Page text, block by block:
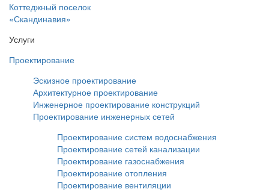
Коттеджный поселок
«Скандинавия»
Услуги
Проектирование
Эскизное проектирование
Архитектурное проектирование
Инженерное проектирование конструкций
Проектирование инженерных сетей
Проектирование систем водоснабжения
Проектирование сетей канализации
Проектирование газоснабжения
Проектирование отопления
Проектирование вентиляции